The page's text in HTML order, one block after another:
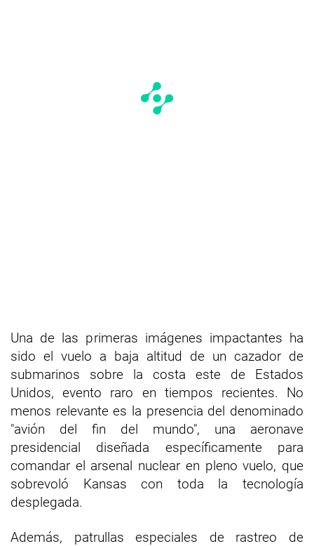
Una de las primeras imágenes impactantes ha
sido el vuelo a baja altitud de un cazador de
submarinos sobre la costa este de Estados
Unidos, evento raro en tiempos recientes. No
menos relevante es la presencia del denominado
"avión del fin del mundo", una aeronave
presidencial diseñada específicamente para
comandar el arsenal nuclear en pleno vuelo, que
sobrevoló Kansas con toda la tecnología
desplegada.
Además, patrullas especiales de rastreo de